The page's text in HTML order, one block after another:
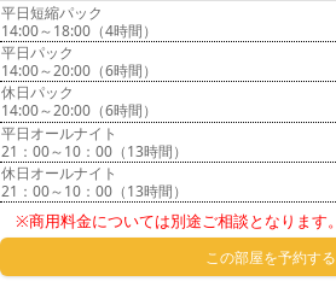
平日短縮パック
14:00～18:00（4時間）
平日パック
14:00～20:00（6時間）
休日パック
14:00～20:00（6時間）
平日オールナイト
21：00～10：00（13時間）
休日オールナイト
21：00～10：00（13時間）
※商用料金については別途ご相談となります。
この部屋を予約する